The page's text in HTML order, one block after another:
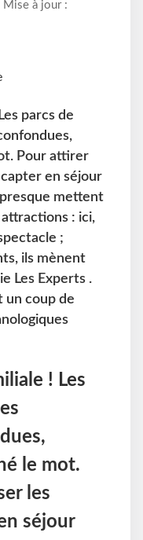
à jour :
parcs de
Pour attirer
en séjour
mettent
: ici,
;
ils mènent
Les Experts .
un coup de
! Les
le mot.
les
séjour